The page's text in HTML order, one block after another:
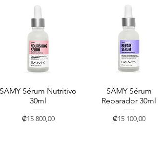
Vista rápida
SAMY Sérum Nutritivo
30ml
Precio
₡15 800,00
Vista rápida
SAMY Sérum
Reparador 30ml
Precio
₡15 100,00